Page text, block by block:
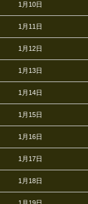
1月10日
1月11日
1月12日
1月13日
1月14日
1月15日
1月16日
1月17日
1月18日